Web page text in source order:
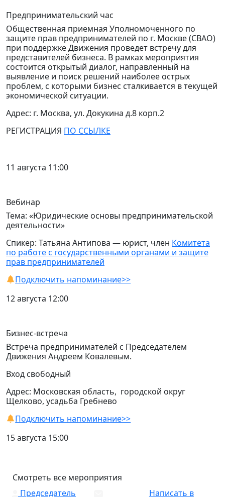
Предпринимательский час
Общественная приемная Уполномоченного по
защите прав предпринимателей по г. Москве (СВАО)
при поддержке Движения проведет встречу для
представителей бизнеса. В рамках мероприятия
состоится открытый диалог, направленный на
выявление и поиск решений наиболее острых
проблем, с которыми бизнес сталкивается в текущей
экономической ситуации.
Адрес: г. Москва, ул. Докукина д.8 корп.2
РЕГИСТРАЦИЯ ПО ССЫЛКЕ
11 августа 11:00
Вебинар
Тема: «Юридические основы предпринимательской
деятельности»
Спикер: Татьяна Антипова — юрист, член Комитета
по работе с государственными органами и защите
прав предпринимателей
Подключить напоминание>>
12 августа 12:00
Бизнес-встреча
Встреча предпринимателей с Председателем
Движения Андреем Ковалевым.
Вход свободный
Адрес: Московская область, городской округ
Щелково, усадьба Гребнево
Подключить напоминание>>
15 августа 15:00
Смотреть все мероприятия
Председатель
Написать в